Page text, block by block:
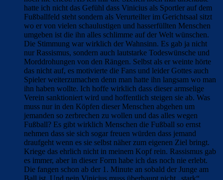
hatte ich nicht das Gefühl dass Vinicius als Sportler auf dem
Fußballfeld steht sondern als Verurteilter im Gerichtsaal sitzt
wo er von vielen schaulustigen und hasserfüllten Menschen
umgeben ist die ihn alles schlimme auf der Welt wünschen.
Die Stimmung war wirklich der Wahnsinn. Es gab ja nicht
nur Rassismus, sondern auch lautstarke Todeswünsche und
Morddrohungen von den Rängen. Selbst als er weinte hörte
das nicht auf, es motivierte die Fans und leider Gottes auch
Spieler weiterzumachen denn man hatte ihn langsam wo man
ihn haben wollte. Ich hoffe wirklich dass dieser armselige
Verein sanktioniert wird und hoffentlich steigen sie ab. Was
muss nur in den Köpfen dieser Menschen abgehen um
jemanden so zerbrechen zu wollen und das alles wegen
Fußball? Es gibt wirklich Menschen die Fußball so ernst
nehmen dass sie sich sogar freuen würden dass jemand
draufgeht wenn es sie selbst näher zum eigenen Ziel bringt.
Kriege das ehrlich nicht in meinem Kopf rein. Rassismus gab
es immer, aber in dieser Form habe ich das noch nie erlebt.
Die fangen schon ab der 1. Minute an sobald der Junge am
Ball ist. Und nein Vinicius muss überhaupt nicht „stark“